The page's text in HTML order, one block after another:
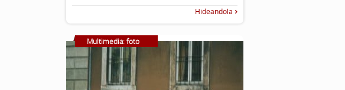
Hideandola
Multimedia: foto